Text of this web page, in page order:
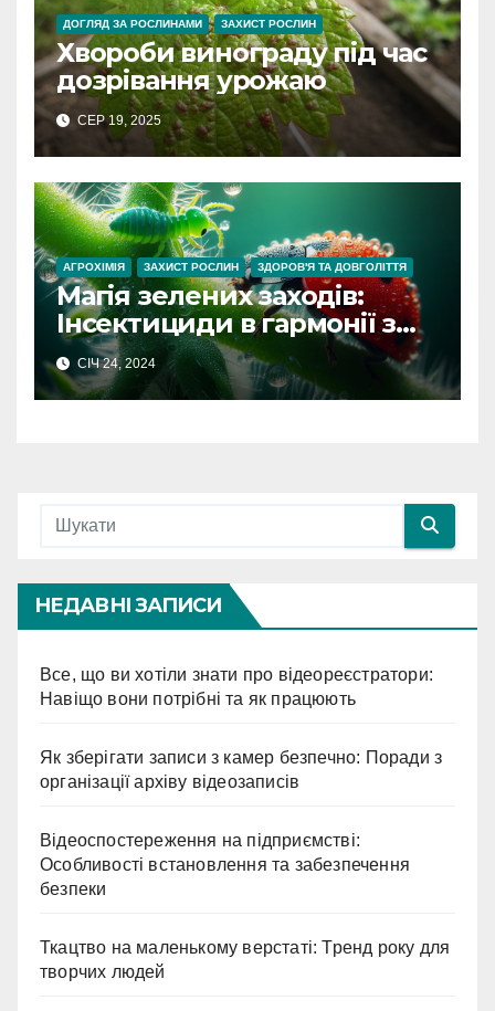
ДОГЛЯД ЗА РОСЛИНАМИ ЗАХИСТ РОСЛИН
Хвороби винограду під час
дозрівання урожаю
СЕР 19, 2025
АГРОХІМІЯ ЗАХИСТ РОСЛИН ЗДОРОВ'Я ТА ДОВГОЛІТТЯ
Магія зелених заходів:
Інсектициди в гармонії з
природою
СІЧ 24, 2024
НЕДАВНІ ЗАПИСИ
Все, що ви хотіли знати про відеореєстратори:
Навіщо вони потрібні та як працюють
Як зберігати записи з камер безпечно: Поради з
організації архіву відеозаписів
Відеоспостереження на підприємстві:
Особливості встановлення та забезпечення
безпеки
Ткацтво на маленькому верстаті: Тренд року для
творчих людей